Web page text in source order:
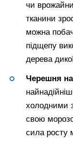
чи
тканини
можна
підщепу
дерева
Черешня
холодними
свою
сила